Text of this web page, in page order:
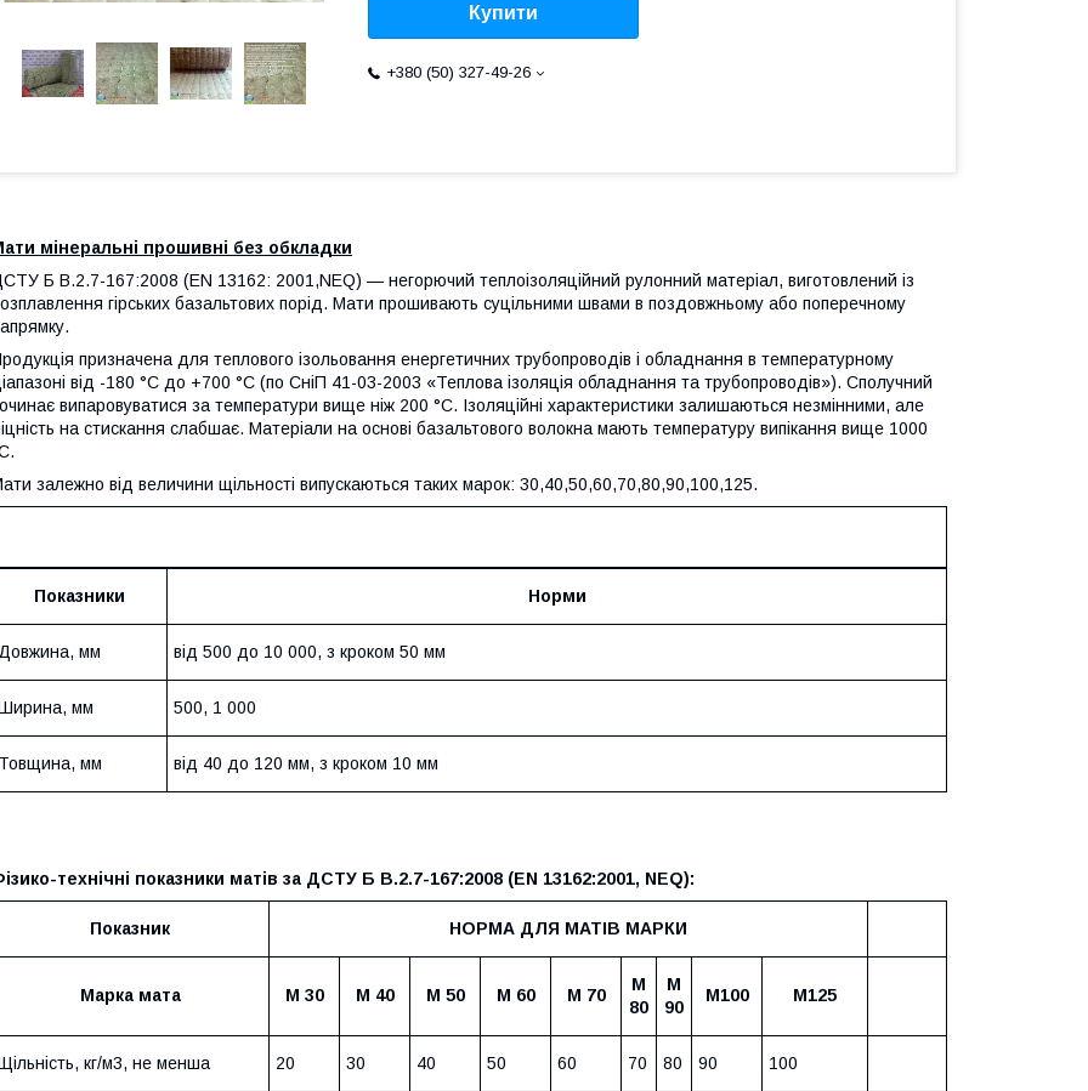
Купити
+380 (50) 327-49-26
мінеральні прошивні без обкладки
Б В.2.7-167:2008 (EN 13162: 2001,NEQ) — негорючий теплоізоляційний рулонний матеріал, виготовлений із
гірських базальтових порід. Мати прошивають суцільними швами в поздовжньому або поперечному
призначена для теплового ізольовання енергетичних трубопроводів і обладнання в температурному
від -180 °C до +700 °C (по СніП 41-03-2003 «Теплова ізоляція обладнання та трубопроводів»). Сполучний
випаровуватися за температури вище ніж 200 °C. Ізоляційні характеристики залишаються незмінними, але
на стискання слабшає. Матеріали на основі базальтового волокна мають температуру випікання вище 1000
залежно від величини щільності випускаються таких марок: 30,40,50,60,70,80,90,100,125.
Показники Норми
мм від 500 до 10 000, з кроком 50 мм
мм 500, 1 000
мм від 40 до 120 мм, з кроком 10 мм
технічні показники матів за ДСТУ Б В.2.7-167:2008 (EN 13162:2001, NEQ):
Показник НОРМА ДЛЯ МАТІВ МАРКИ
Марка мата М 30 М 40 М 50 М 60 М 70
М
80
М
90
М100 М125
кг/м3, не менша 20 30 40 50 60 70 80 90 100